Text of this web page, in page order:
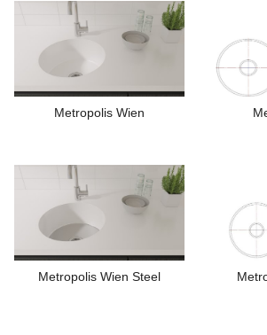
Metropolis Wien
Metropolis Wien Steel